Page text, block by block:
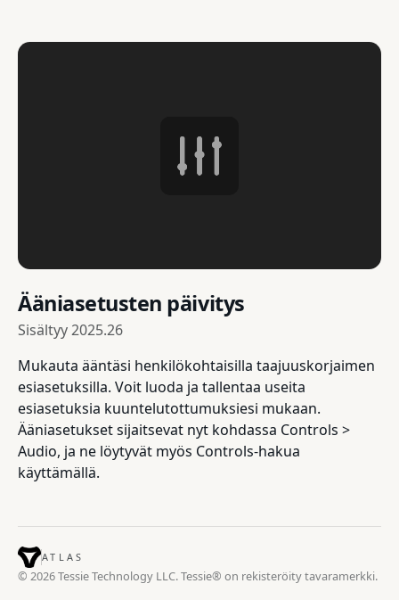
Ääniasetusten päivitys
Sisältyy2025.26
Mukauta ääntäsi henkilökohtaisilla taajuuskorjaimen
esiasetuksilla. Voit luoda ja tallentaa useita
esiasetuksia kuuntelutottumuksiesi mukaan.
Ääniasetukset sijaitsevat nyt kohdassa Controls >
Audio, ja ne löytyvät myös Controls-hakua
käyttämällä.
ATLAS
© 2026 Tessie Technology LLC. Tessie® on rekisteröity tavaramerkki.